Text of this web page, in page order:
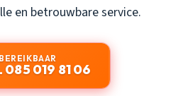
en betrouwbare service.
085 019 81 06